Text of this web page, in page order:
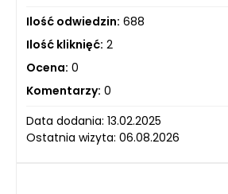
Ilość odwiedzin: 688
Ilość kliknięć: 2
Ocena: 0
Komentarzy: 0
Data dodania: 13.02.2025
Ostatnia wizyta: 06.08.2026